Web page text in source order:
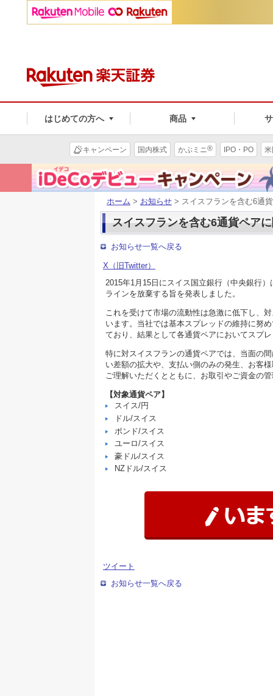
はじめての方へ 商品
キャンペーン 国内株式 かぶミニ® IPO・PO
ホーム > お知らせ > スイスフランを含む6通
スイスフランを含む6通貨ペア
お知らせ一覧へ戻る
X（旧Twitter）
2015年1月15日にスイス国立銀行（中央銀行
ラインを放棄する旨を発表しました。
これを受けて市場の流動性は急激に低下し、
います。当社では基本スプレッドの維持に努
ており、結果として各通貨ペアにおいてスプ
特に対スイスフランの通貨ペアでは、当面の
い差額の拡大や、支払い側のみの発生、お客
ご理解いただくとともに、お取引やご資金の
【対象通貨ペア】
スイス/円
ドル/スイス
ポンド/スイス
ユーロ/スイス
豪ドル/スイス
NZドル/スイス
ツイート
お知らせ一覧へ戻る